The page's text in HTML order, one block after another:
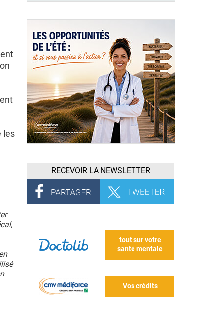
les
,
RECEVOIR LA NEWSLETTER
tout sur votre
santé mentale
Vos crédits